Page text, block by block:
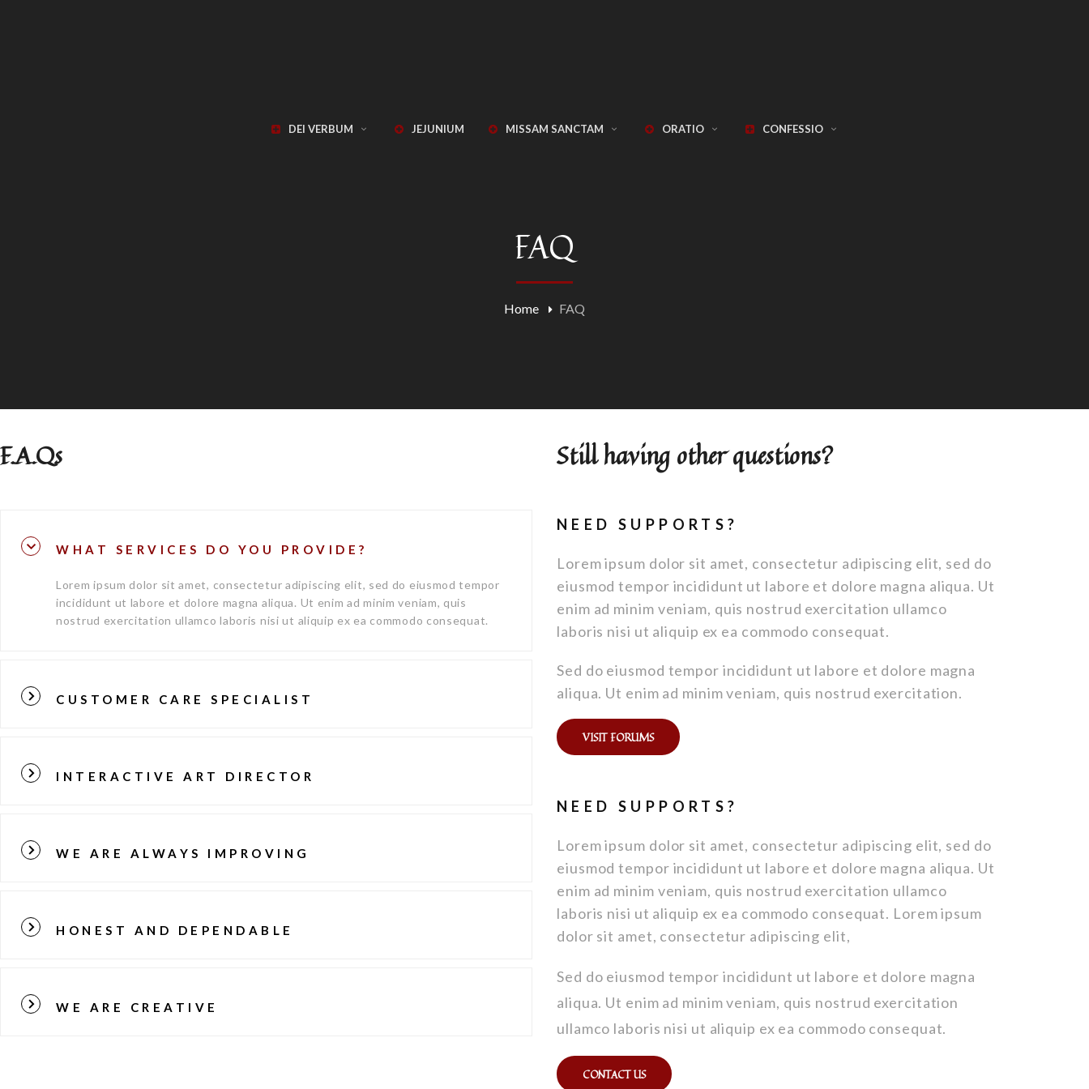
DEI VERBUM JEJUNIUM MISSAM SANCTAM ORATIO CONFESSIO
FAQ
Home FAQ
F.A.Qs
WHAT SERVICES DO YOU PROVIDE?
Lorem ipsum dolor sit amet, consectetur adipiscing elit, sed do eiusmod tempor
incididunt ut labore et dolore magna aliqua. Ut enim ad minim veniam, quis
nostrud exercitation ullamco laboris nisi ut aliquip ex ea commodo consequat.
CUSTOMER CARE SPECIALIST
INTERACTIVE ART DIRECTOR
WE ARE ALWAYS IMPROVING
HONEST AND DEPENDABLE
WE ARE CREATIVE
Still having other questions?
NEED SUPPORTS?
Lorem ipsum dolor sit amet, consectetur adipiscing elit, sed do
eiusmod tempor incididunt ut labore et dolore magna aliqua. Ut
enim ad minim veniam, quis nostrud exercitation ullamco
laboris nisi ut aliquip ex ea commodo consequat.
Sed do eiusmod tempor incididunt ut labore et dolore magna
aliqua. Ut enim ad minim veniam, quis nostrud exercitation.
VISIT FORUMS
NEED SUPPORTS?
Lorem ipsum dolor sit amet, consectetur adipiscing elit, sed do
eiusmod tempor incididunt ut labore et dolore magna aliqua. Ut
enim ad minim veniam, quis nostrud exercitation ullamco
laboris nisi ut aliquip ex ea commodo consequat. Lorem ipsum
dolor sit amet, consectetur adipiscing elit,
Sed do eiusmod tempor incididunt ut labore et dolore magna
aliqua. Ut enim ad minim veniam, quis nostrud exercitation
ullamco laboris nisi ut aliquip ex ea commodo consequat.
CONTACT US